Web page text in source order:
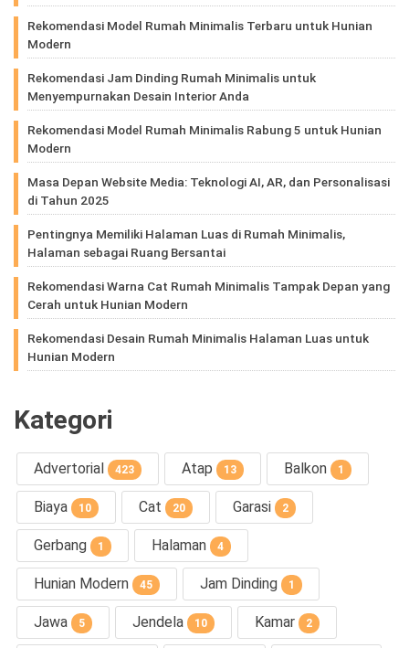
Rekomendasi Model Rumah Minimalis Terbaru untuk Hunian
Modern
Rekomendasi Jam Dinding Rumah Minimalis untuk
Menyempurnakan Desain Interior Anda
Rekomendasi Model Rumah Minimalis Rabung 5 untuk Hunian
Modern
Masa Depan Website Media: Teknologi AI, AR, dan Personalisasi
di Tahun 2025
Pentingnya Memiliki Halaman Luas di Rumah Minimalis,
Halaman sebagai Ruang Bersantai
Rekomendasi Warna Cat Rumah Minimalis Tampak Depan yang
Cerah untuk Hunian Modern
Rekomendasi Desain Rumah Minimalis Halaman Luas untuk
Hunian Modern
Kategori
Advertorial 423 Atap 13 Balkon 1
Biaya 10 Cat 20 Garasi 2
Gerbang 1 Halaman 4
Hunian Modern 45 Jam Dinding 1
Jawa 5 Jendela 10 Kamar 2